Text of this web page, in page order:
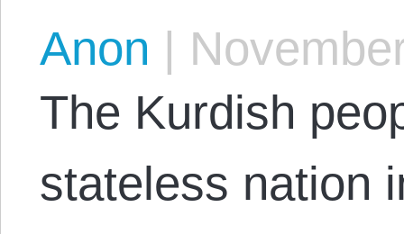
Anon |
The Kurdish
stateless nation